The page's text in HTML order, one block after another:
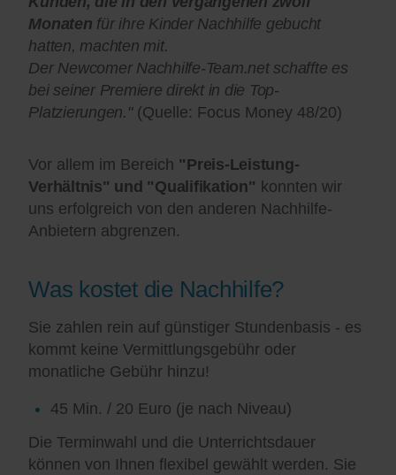
Monaten für ihre Kinder Nachhilfe gebucht
hatten, machten mit.
Der Newcomer Nachhilfe-Team.net schaffte es
bei seiner Premiere direkt in die Top-
Platzierungen."(Quelle: Focus Money 48/20)
Vor allem im Bereich "Preis-Leistung-
Verhältnis" und "Qualifikation" konnten wir
uns erfolgreich von den anderen Nachhilfe-
Anbietern abgrenzen.
Was kostet die Nachhilfe?
Sie zahlen rein auf günstiger Stundenbasis - es
kommt keine Vermittlungsgebühr oder
monatliche Gebühr hinzu!
45 Min. / 20 Euro (je nach Niveau)
Die Terminwahl und die Unterrichtsdauer
können von Ihnen flexibel gewählt werden. Sie